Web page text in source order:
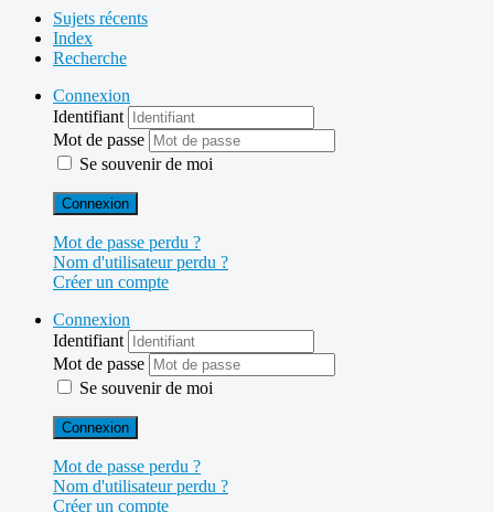
Sujets récents
Index
Recherche
Connexion
Identifiant
Mot de passe
Se souvenir de moi
Connexion
Mot de passe perdu ?
Nom d'utilisateur perdu ?
Créer un compte
Connexion
Identifiant
Mot de passe
Se souvenir de moi
Connexion
Mot de passe perdu ?
Nom d'utilisateur perdu ?
Créer un compte